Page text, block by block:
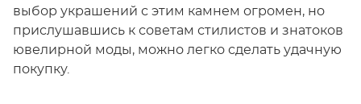
выбор украшений с этим камнем огромен, но
прислушавшись к советам стилистов и знатоков
ювелирной моды, можно легко сделать удачную
покупку.